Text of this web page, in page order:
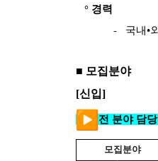
° 경력
-
국내•
■ 모집분야
[신입]
전 분야 담
모집분야